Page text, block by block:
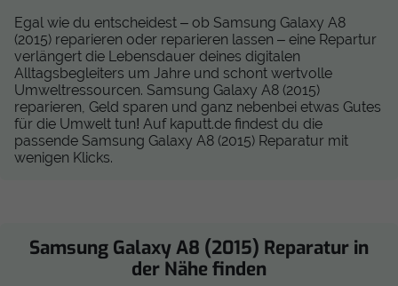
Egal wie du entscheidest – ob Samsung Galaxy A8
(2015) reparieren oder reparieren lassen – eine Repartur
verlängert die Lebensdauer deines digitalen
Alltagsbegleiters um Jahre und schont wertvolle
Umweltressourcen. Samsung Galaxy A8 (2015)
reparieren, Geld sparen und ganz nebenbei etwas Gutes
für die Umwelt tun! Auf kaputt.de findest du die
passende Samsung Galaxy A8 (2015) Reparatur mit
wenigen Klicks.
Samsung Galaxy A8 (2015) Reparatur in
der Nähe finden